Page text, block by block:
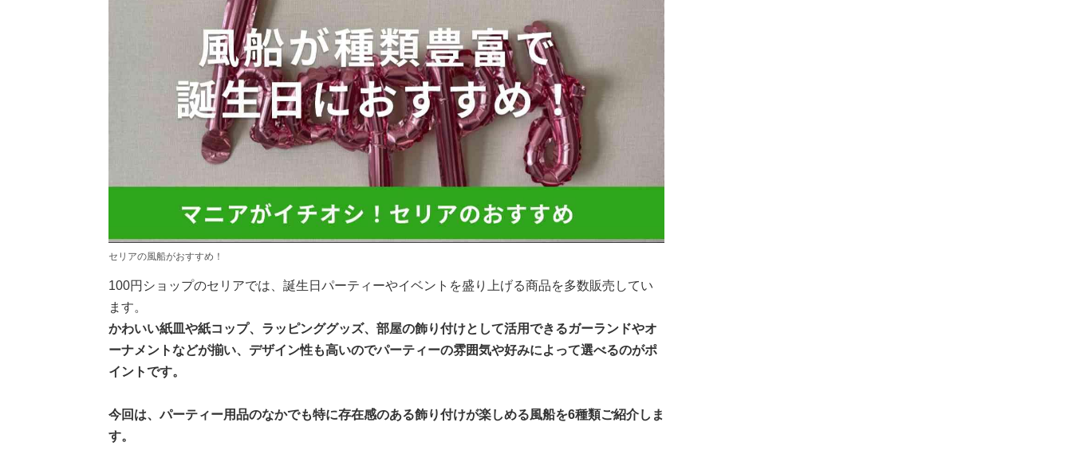
セリアの風船がおすすめ！
100円ショップのセリアでは、誕生日パーティーやイベントを盛り上げる商品を多数販売してい
ます。
かわいい紙皿や紙コップ、ラッピンググッズ、部屋の飾り付けとして活用できるガーランドやオ
ーナメントなどが揃い、デザイン性も高いのでパーティーの雰囲気や好みによって選べるのがポ
イントです。
今回は、パーティー用品のなかでも特に存在感のある飾り付けが楽しめる風船を6種類ご紹介しま
す。